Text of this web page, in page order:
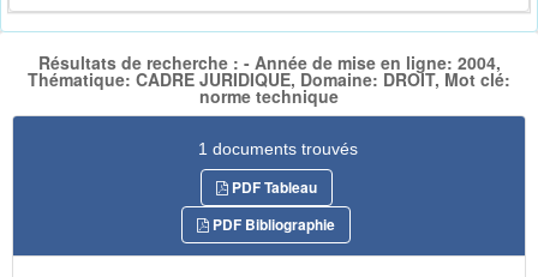
Résultats de recherche : - Année de mise en ligne: 2004,
Thématique: CADRE JURIDIQUE, Domaine: DROIT, Mot clé:
norme technique
1 documents trouvés
PDF Tableau
PDF Bibliographie